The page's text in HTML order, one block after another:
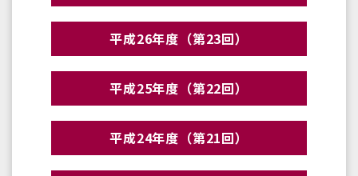
平成26年度（第23回）
平成25年度（第22回）
平成24年度（第21回）